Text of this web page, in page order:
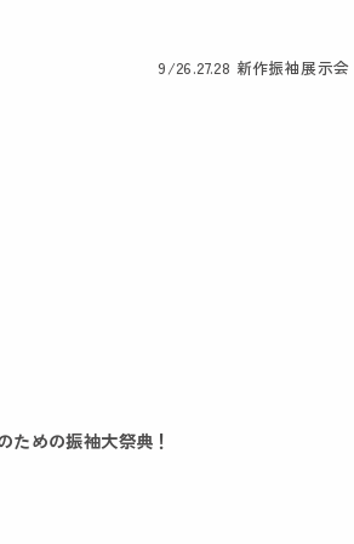
9/26.27.28 新作振袖展示
めの振袖大祭典！